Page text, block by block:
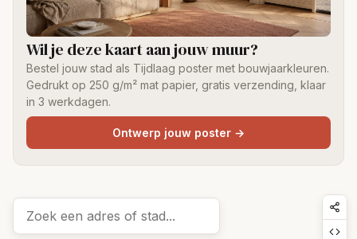
Wil je deze kaart aan jouw muur?
Bestel jouw stad als Tijdlaag poster met bouwjaarkleuren.
Gedrukt op 250 g/m² mat papier, gratis verzending, klaar
in 3 werkdagen.
Ontwerp jouw poster →